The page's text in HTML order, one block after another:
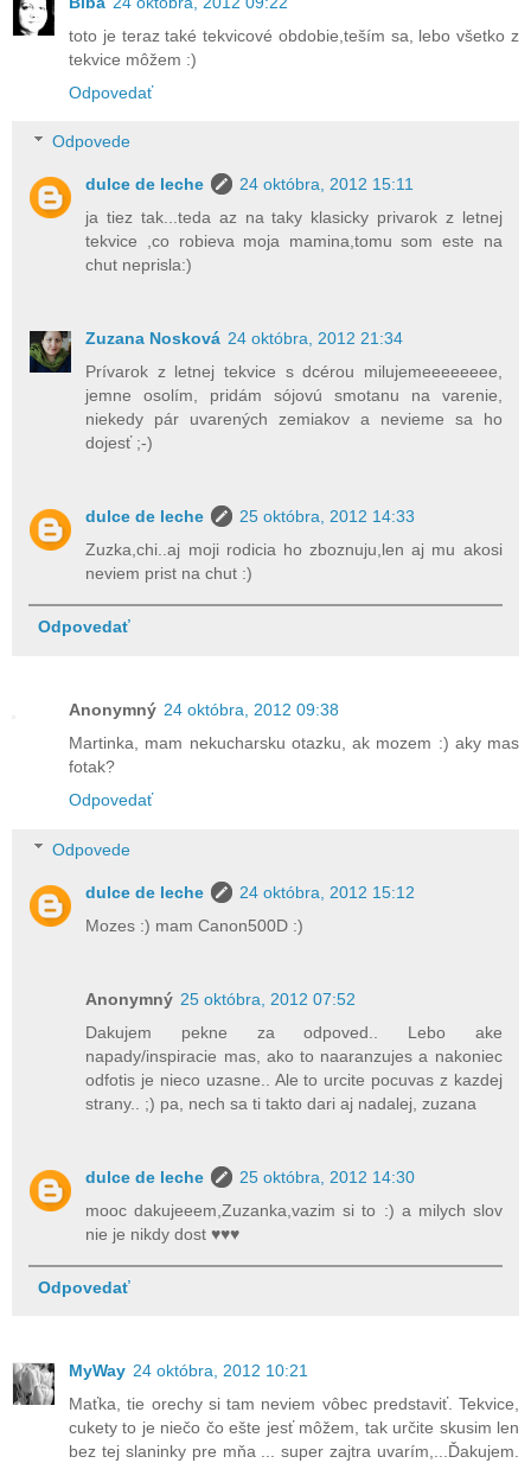
toto je teraz také tekvicové obdobie,teším sa, lebo všetko z
tekvice môžem :)
Odpovedať
Odpovede
dulce de leche
24 októbra, 2012 15:11
ja tiez tak...teda az na taky klasicky privarok z letnej
tekvice ,co robieva moja mamina,tomu som este na
chut neprisla:)
Zuzana Nosková 24 októbra, 2012 21:34
Prívarok z letnej tekvice s dcérou milujemeeeeeeee,
jemne osolím, pridám sójovú smotanu na varenie,
niekedy pár uvarených zemiakov a nevieme sa ho
dojesť ;-)
dulce de leche
25 októbra, 2012 14:33
Zuzka,chi..aj moji rodicia ho zboznuju,len aj mu akosi
neviem prist na chut :)
Odpovedať
Anonymný 24 októbra, 2012 09:38
Martinka, mam nekucharsku otazku, ak mozem :) aky mas
fotak?
Odpovedať
Odpovede
dulce de leche
24 októbra, 2012 15:12
Mozes :) mam Canon500D :)
Anonymný 25 októbra, 2012 07:52
Dakujem pekne za odpoved.. Lebo ake
napady/inspiracie mas, ako to naaranzujes a nakoniec
odfotis je nieco uzasne.. Ale to urcite pocuvas z kazdej
strany.. ;) pa, nech sa ti takto dari aj nadalej, zuzana
dulce de leche
25 októbra, 2012 14:30
mooc dakujeeem,Zuzanka,vazim si to :) a milych slov
nie je nikdy dost ♥♥♥
Odpovedať
MyWay 24 októbra, 2012 10:21
Maťka, tie orechy si tam neviem vôbec predstaviť. Tekvice,
cukety to je niečo čo ešte jesť môžem, tak určite skusim len
bez tej slaninky pre mňa ... super zajtra uvarím,...Ďakujem.